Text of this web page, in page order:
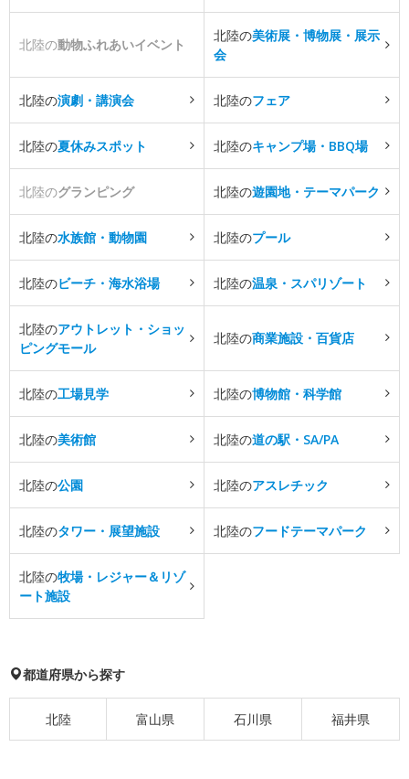
北陸の動物ふれあいイベント
北陸の美術展・博物展・展示
会
北陸の演劇・講演会 北陸のフェア
北陸の夏休みスポット 北陸のキャンプ場・BBQ場
北陸のグランピング 北陸の遊園地・テーマパーク
北陸の水族館・動物園 北陸のプール
北陸のビーチ・海水浴場 北陸の温泉・スパリゾート
北陸のアウトレット・ショッ
ピングモール
北陸の商業施設・百貨店
北陸の工場見学 北陸の博物館・科学館
北陸の美術館 北陸の道の駅・SA/PA
北陸の公園 北陸のアスレチック
北陸のタワー・展望施設 北陸のフードテーマパーク
北陸の牧場・レジャー＆リゾ
ート施設
都道府県から探す
北陸 富山県 石川県 福井県